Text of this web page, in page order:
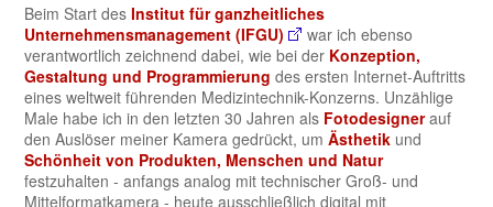
Beim Start desInstitut für ganzheitliches
Unternehmensmanagement (IFGU)
war ich ebenso
verantwortlich zeichnend dabei, wie bei der Konzeption,
Gestaltung und Programmierung des ersten Internet-Auftritts
eines weltweit führenden Medizintechnik-Konzerns. Unzählige
Male habe ich in den letzten 30 Jahren als Fotodesignerauf
den Auslöser meiner Kamera gedrückt, umÄsthetik und
Schönheit von Produkten, Menschen und Natur
festzuhalten - anfangs analog mit technischer Groß- und
Mittelformatkamera - heute ausschließlich digital mit